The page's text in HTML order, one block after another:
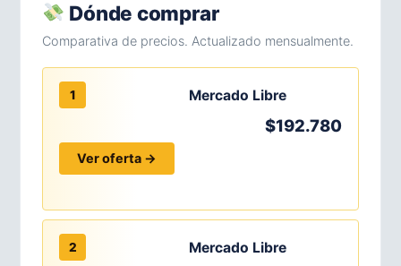
Dónde comprar
Comparativa de precios. Actualizado mensualmente.
1 Mercado Libre
$192.780
Ver oferta →
2 Mercado Libre